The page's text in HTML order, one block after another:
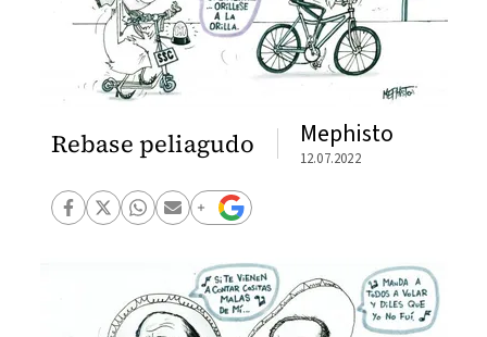
Rebase peliagudo Mephisto
12.07.2022